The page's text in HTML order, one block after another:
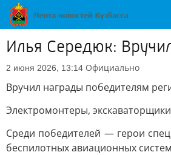
Илья Середюк:
2 июня 2026, 13:14 Официально
Вручил награды победителям
Электромонтеры,
Среди победителей — герои
беспилотных авиационных